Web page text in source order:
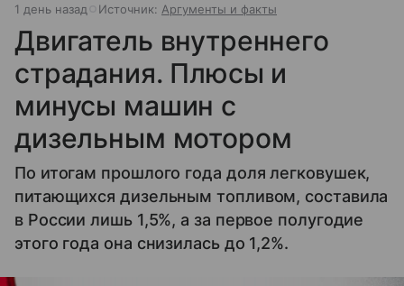
1 день назад Источник: Аргументы и факты
Двигатель внутреннего
страдания. Плюсы и
минусы машин с
дизельным мотором
По итогам прошлого года доля легковушек,
питающихся дизельным топливом, составила
в России лишь 1,5%, а за первое полугодие
этого года она снизилась до 1,2%.